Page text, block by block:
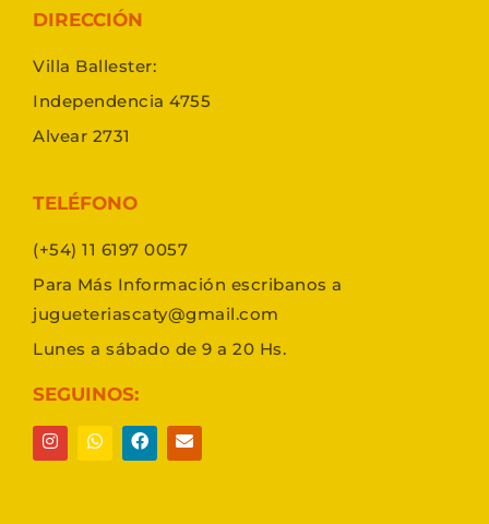
DIRECCIÓN
Villa Ballester:
Independencia 4755
Alvear 2731
TELÉFONO
(+54) 11 6197 0057
Para Más Información escribanos a
jugueteriascaty@gmail.com
Lunes a sábado de 9 a 20 Hs.
SEGUINOS: